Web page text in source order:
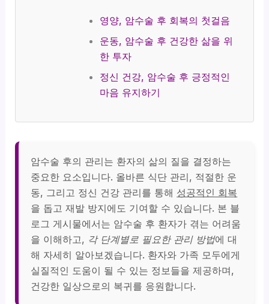
영양, 암수술 후 회복의 첫걸음
운동, 암수술 후 건강한 삶을 위
한 투자
정신 건강, 암수술 후 긍정적인
마음 유지하기
암수술 후의 관리는 환자의 삶의 질을 결정하는
중요한 요소입니다. 올바른 식단 관리, 적절한 운
동, 그리고 정신 건강 관리를 통해 성공적인 회복
을 돕고 재발 방지에도 기여할 수 있습니다. 본 블
로그 게시물에서는 암수술 후 환자가 겪는 어려움
을 이해하고, 각 단계별로 필요한 관리 방법에 대
해 자세히 알아보겠습니다. 환자와 가족 모두에게
실질적인 도움이 될 수 있는 정보들을 제공하며,
건강한 일상으로의 복귀를 응원합니다.